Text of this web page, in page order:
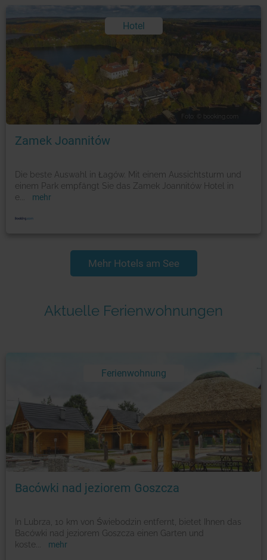
Hotel
Foto: © booking.com
Zamek Joannitów
Die beste Auswahl in Łagów. Mit einem Aussichtsturm und
einem Park empfängt Sie das Zamek Joannitów Hotel in
e
mehr
Mehr Hotels am See
Aktuelle Ferienwohnungen
Ferienwohnung
Foto: © booking.com
Bacówki nad jeziorem Goszcza
In Lubrza, 10 km von Świebodzin entfernt, bietet Ihnen das
Bacówki nad jeziorem Goszcza einen Garten und
koste
mehr